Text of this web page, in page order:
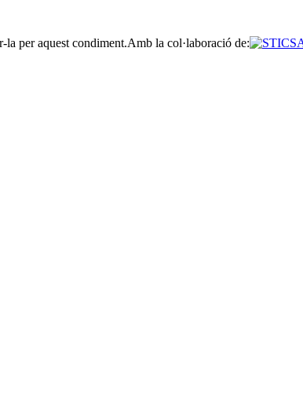
la per aquest condiment.Amb la col·laboració de: